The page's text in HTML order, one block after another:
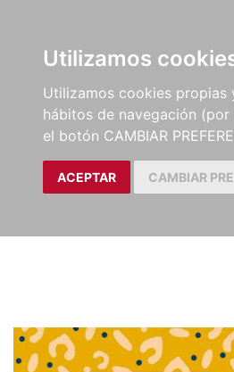
Utilizamos
Utilizamos cookies propias
hábitos de navegación
el botón CAMBIAR
ACEPTAR CAMBIAR